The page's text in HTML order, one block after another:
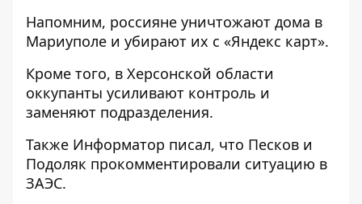
Напомним, россияне уничтожают дома в
Мариуполе и убирают их с «Яндекс карт».
Кроме того, в Херсонской области
оккупанты усиливают контроль и
заменяют подразделения.
Также Информатор писал, что Песков и
Подоляк прокомментировали ситуацию в
ЗАЭС.